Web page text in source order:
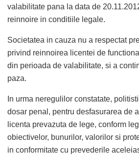
valabilitate pana la data de
reinnoire in conditiile legale.
Societatea in cauza nu a respectat
privind reinnoirea licentei de
din perioada de valabilitate, si a
paza.
In urma neregulilor constatate,
dosar penal, pentru desfasurarea de
licenta prevazuta de lege, conform
obiectivelor, bunurilor, valorilor si
in conformitate cu prevederile